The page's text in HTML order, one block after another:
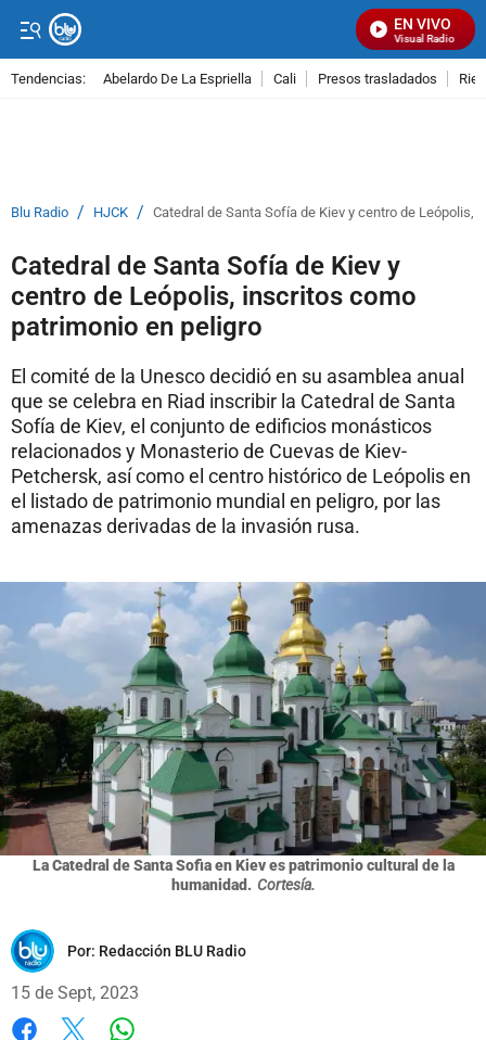
EN VIVO
Señal Visual Radio
Tendencias: Abelardo De La Espriella Cali Presos trasladados
Blu Radio / HJCK / Catedral de Santa Sofía de Kiev y centro de Leópolis,
Catedral de Santa Sofía de Kiev y
centro de Leópolis, inscritos como
patrimonio en peligro
El comité de la Unesco decidió en su asamblea anual
que se celebra en Riad inscribir la Catedral de Santa
Sofía de Kiev, el conjunto de edificios monásticos
relacionados y Monasterio de Cuevas de Kiev-
Petchersk, así como el centro histórico de Leópolis en
el listado de patrimonio mundial en peligro, por las
amenazas derivadas de la invasión rusa.
La Catedral de Santa Sofia en Kiev es patrimonio cultural de la
humanidad. Cortesía.
Por: Redacción BLU Radio
15 de Sept, 2023